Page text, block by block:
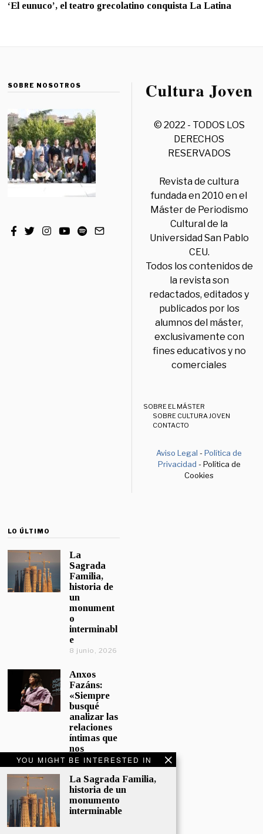
YOU MIGHT BE INTERESTED IN
La Sagrada Familia,
historia de un
monumento
interminable
‘El eunuco’, el teatro grecolatino conquista La Latina
SOBRE NOSOTROS
© 2022 - TODOS LOS
DERECHOS
RESERVADOS
Revista de cultura
fundada en 2010 en el
Máster de Periodismo
Cultural de la
Universidad San Pablo
CEU.
Todos los contenidos de
la revista son
redactados, editados y
publicados por los
alumnos del máster,
exclusivamente con
fines educativos y no
comerciales
SOBRE EL MÁSTER
SOBRE CULTURA JOVEN
CONTACTO
Aviso Legal -Política de
Privacidad - Política de
Cookies
LO ÚLTIMO
La
Sagrada
Familia,
historia de
un
monument
o
interminabl
e
8 junio, 2026
Anxos
Fazáns:
«Siempre
busqué
analizar las
relaciones
íntimas que
nos
afectan»
5 junio, 2026
El hijo de la
cómica, el
homenaje